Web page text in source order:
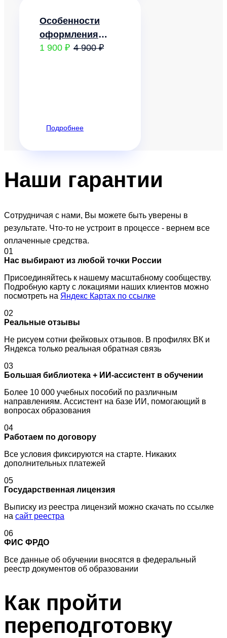
Особенности
оформления
кадровых
работников и
1 900 ₽ 4 900 ₽
Подробнее
Наши гарантии
Сотрудничая с нами, Вы можете быть уверены в
результате. Что-то не устроит в процессе - вернем все
оплаченные средства.
01
Нас выбирают из любой точки России
Присоединяйтесь к нашему масштабному сообществу.
Подробную карту с локациями наших клиентов можно
посмотреть на Яндекс Картах по ссылке
02
Реальные отзывы
Не рисуем сотни фейковых отзывов. В профилях ВК и
Яндекса только реальная обратная связь
03
Большая библиотека + ИИ-ассистент в обучении
Более 10 000 учебных пособий по различным
направлениям. Ассистент на базе ИИ, помогающий в
вопросах образования
04
Работаем по договору
Все условия фиксируются на старте. Никаких
дополнительных платежей
05
Государственная лицензия
Выписку из реестра лицензий можно скачать по ссылке
на сайт реестра
06
ФИС ФРДО
Все данные об обучении вносятся в федеральный
реестр документов об образовании
Как пройти
переподготовку